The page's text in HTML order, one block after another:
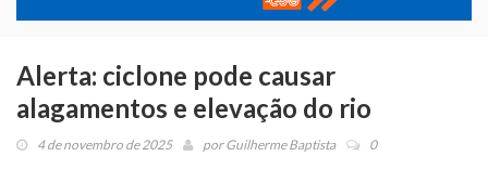
Alerta: ciclone pode causar
alagamentos e elevação do rio
4 de novembro de 2025 porGuilherme Baptista 0